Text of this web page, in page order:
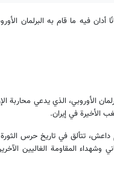
أدان فيه ما قام به البرلمان
الأوروبي، الذي يدعي محاربة
الأخيرة في إيران.
داعش، تتألق في تاريخ حرس الثورة
المقاومة الغاليين